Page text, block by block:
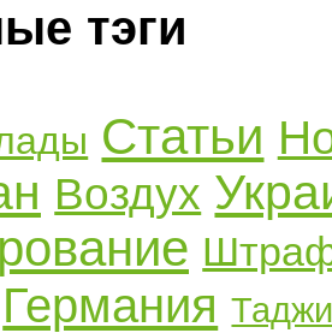
тэги
Статьи
Воздух
Германия